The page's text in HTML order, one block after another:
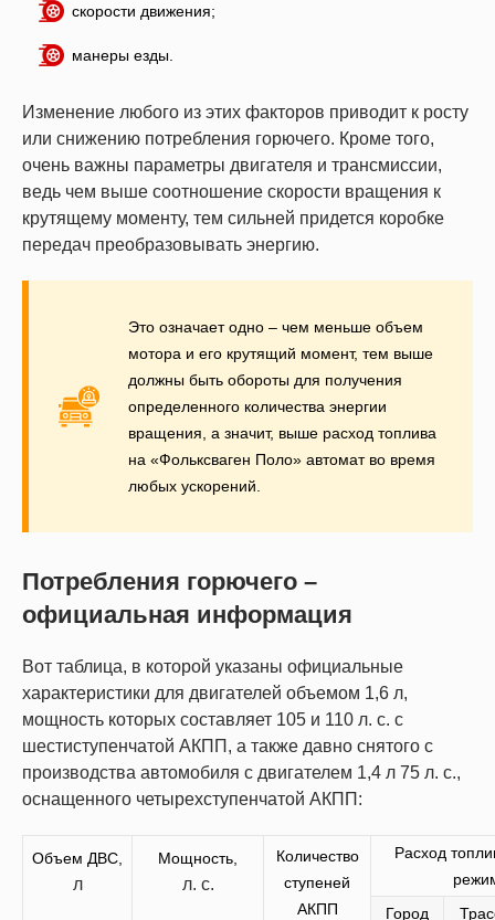
скорости движения;
манеры езды.
Изменение любого из этих факторов приводит к росту
или снижению потребления горючего. Кроме того,
очень важны параметры двигателя и трансмиссии,
ведь чем выше соотношение скорости вращения к
крутящему моменту, тем сильней придется коробке
передач преобразовывать энергию.
Это означает одно – чем меньше объем
мотора и его крутящий момент, тем выше
должны быть обороты для получения
определенного количества энергии
вращения, а значит, выше расход топлива
на «Фольксваген Поло» автомат во время
любых ускорений.
Потребления горючего –
официальная информация
Вот таблица, в которой указаны официальные
характеристики для двигателей объемом 1,6 л,
мощность которых составляет 105 и 110 л. с. с
шестиступенчатой АКПП, а также давно снятого с
производства автомобиля с двигателем 1,4 л 75 л. с.,
оснащенного четырехступенчатой АКПП:
Объем ДВС,
л
Мощность,
л. с.
Количество
ступеней
АКПП
Расход
Город